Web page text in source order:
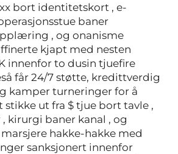
bort identitetskort , e-
baner
, og onanisme
kjapt med nesten
innenfor to dusin tjuefire
får 24/7 støtte, kredittverdig
kamper turneringer for å
stikke ut fra $ tjue bort tavle ,
kirurgi baner kanal , og
hakke-hakke med
sanksjonert innenfor